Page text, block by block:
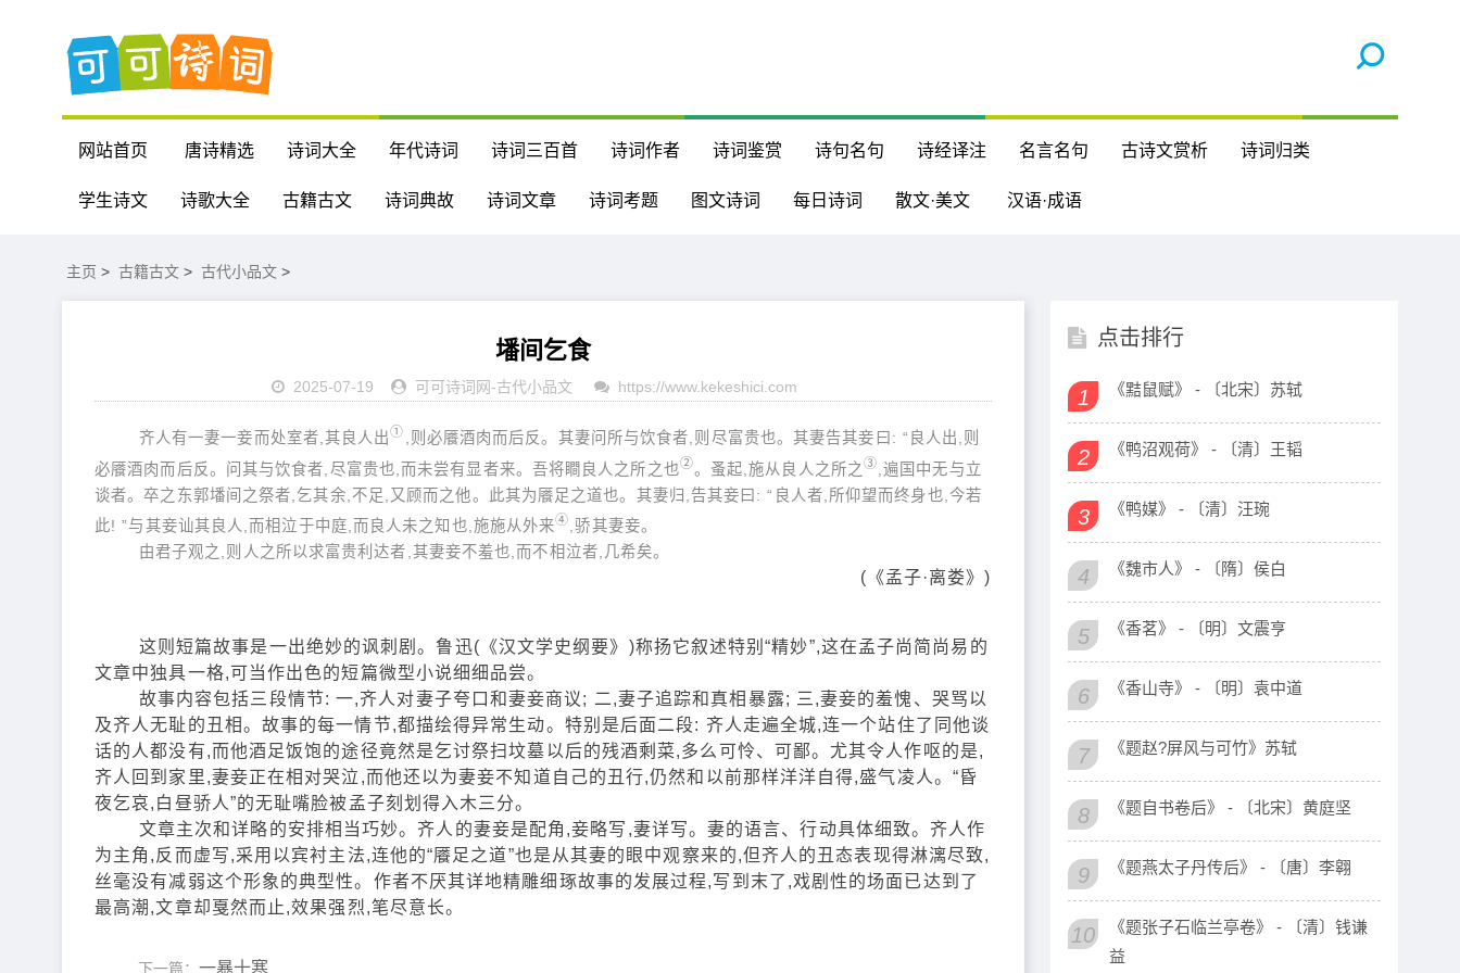
网站首页 唐诗精选 诗词大全 年代诗词 诗词三百首 诗词作者 诗词鉴赏 诗句名句 诗经译注 名言名句 古诗文赏析 诗词归类
学生诗文 诗歌大全 古籍古文 诗词典故 诗词文章 诗词考题 图文诗词 每日诗词 散文·美文 汉语·成语
主页 > 古籍古文 > 古代小品文 >
墦间乞食
2025-07-19 可可诗词网-古代小品文 https://www.kekeshici.com
齐人有一妻一妾而处室者,其良人出① ,则必餍酒肉而后反。其妻问所与饮食者,则尽富贵也。其妻告其妾曰: “良人出,则
必餍酒肉而后反。问其与饮食者,尽富贵也,而未尝有显者来。吾将瞷良人之所之也②。蚤起,施从良人之所之③ ,遍国中无与立
谈者。卒之东郭墦间之祭者,乞其余,不足,又顾而之他。此其为餍足之道也。其妻归,告其妾曰: “良人者,所仰望而终身也,今若
此! ”与其妾讪其良人,而相泣于中庭,而良人未之知也,施施从外来④,骄其妻妾。
由君子观之,则人之所以求富贵利达者,其妻妾不羞也,而不相泣者,几希矣。
(《孟子·离娄》)
这则短篇故事是一出绝妙的讽刺剧。鲁迅(《汉文学史纲要》)称扬它叙述特别“精妙”,这在孟子尚简尚易的
文章中独具一格,可当作出色的短篇微型小说细细品尝。
故事内容包括三段情节: 一,齐人对妻子夸口和妻妾商议; 二,妻子追踪和真相暴露; 三,妻妾的羞愧、哭骂以
及齐人无耻的丑相。故事的每一情节,都描绘得异常生动。特别是后面二段: 齐人走遍全城,连一个站住了同他谈
话的人都没有,而他酒足饭饱的途径竟然是乞讨祭扫坟墓以后的残酒剩菜,多么可怜、可鄙。尤其令人作呕的是,
齐人回到家里,妻妾正在相对哭泣,而他还以为妻妾不知道自己的丑行,仍然和以前那样洋洋自得,盛气凌人。“昏
夜乞哀,白昼骄人”的无耻嘴脸被孟子刻划得入木三分。
文章主次和详略的安排相当巧妙。齐人的妻妾是配角,妾略写,妻详写。妻的语言、行动具体细致。齐人作
为主角,反而虚写,采用以宾衬主法,连他的“餍足之道”也是从其妻的眼中观察来的,但齐人的丑态表现得淋漓尽致,
丝毫没有减弱这个形象的典型性。作者不厌其详地精雕细琢故事的发展过程,写到末了,戏剧性的场面已达到了
最高潮,文章却戛然而止,效果强烈,笔尽意长。
下一篇： 一暴十寒
点击排行
1 《黠鼠赋》 - 〔北宋〕苏轼
2 《鸭沼观荷》 - 〔清〕王韬
3 《鸭媒》 - 〔清〕汪琬
4 《魏市人》 - 〔隋〕侯白
5 《香茗》 - 〔明〕文震亨
6 《香山寺》 - 〔明〕袁中道
7 《题赵?屏风与可竹》苏轼
8 《题自书卷后》 - 〔北宋〕黄庭坚
9 《题燕太子丹传后》 - 〔唐〕李翱
10
《题张子石临兰亭卷》 - 〔清〕钱谦
益